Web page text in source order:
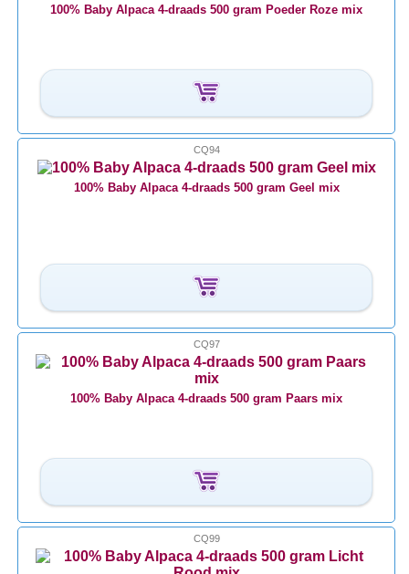
100% Baby Alpaca 4-draads 500 gram Poeder Roze mix
CQ94
100% Baby Alpaca 4-draads 500 gram Geel mix
CQ97
100% Baby Alpaca 4-draads 500 gram Paars mix
CQ99